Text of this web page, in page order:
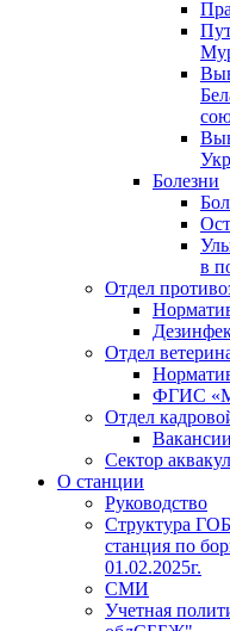
Болезни
в
Отдел
Отдел
ФГИС
Отдел
Вакансии
Сектор
О станции
Руководство
Структура
станция по
01.02.2025г.
СМИ
Учетная